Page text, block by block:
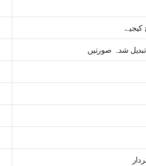
کیجیے
شدہ صورتیں